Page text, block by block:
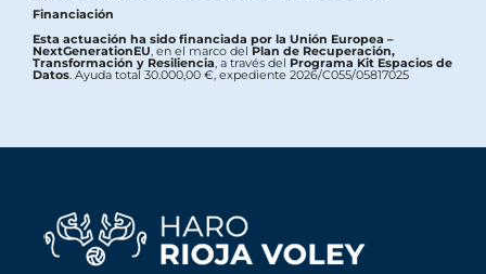
Financiación
Esta actuación ha sido financiada por la Unión Europea –
NextGenerationEU , en el marco delPlan de Recuperación,
Transformación y Resiliencia , a través del Programa Kit Espacios de
Datos . Ayuda total 30.000,00 €, expediente 2026/C055/05817025